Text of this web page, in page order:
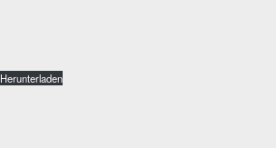
Herunterladen